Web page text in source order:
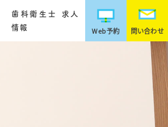
歯科衛生士 求人
情報
Web予約 問い合わせ